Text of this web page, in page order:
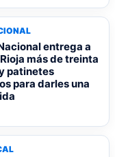
entrega a
más de treinta
patinetes
para darles una